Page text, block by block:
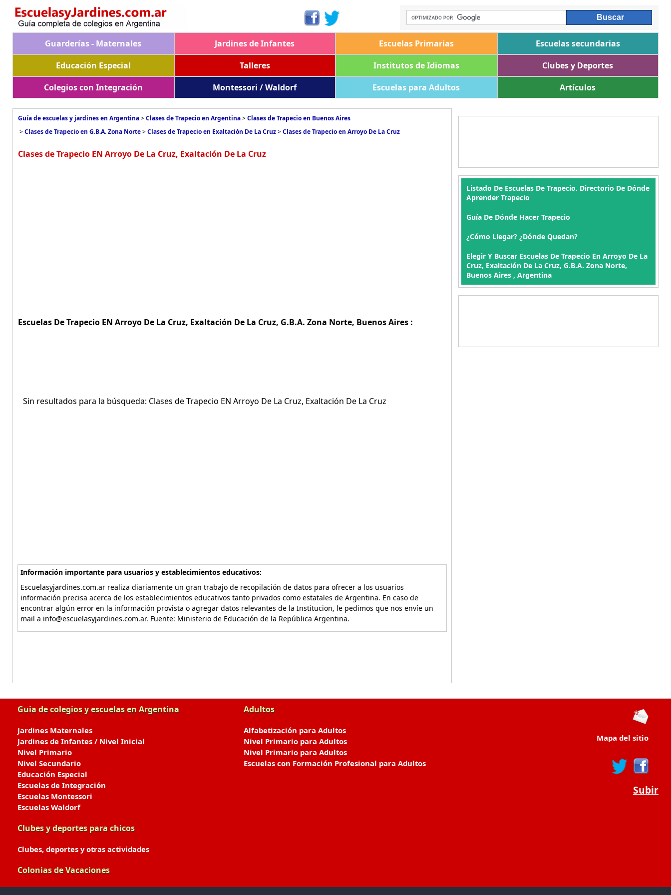
Guarderías - Maternales Jardines de Infantes Escuelas Primarias
Escuelas secundarias
Educación Especial
Talleres Institutos de Idiomas
Clubes y Deportes
Colegios con Integración
Montessori / Waldorf Escuelas para Adultos Artículos
Guía de escuelas y jardines en Argentina>Clases de Trapecio en Argentina>Clases de Trapecio en Buenos Aires
>Clases de Trapecio en G.B.A. Zona Norte>Clases de Trapecio en Exaltación De La Cruz>Clases de Trapecio en Arroyo De La Cruz
Clases de Trapecio EN Arroyo De La Cruz, Exaltación De La Cruz
Escuelas De Trapecio EN Arroyo De La Cruz, Exaltación De La Cruz, G.B.A. Zona Norte, Buenos Aires :
Sin resultados para la búsqueda: Clases de Trapecio EN Arroyo De La Cruz, Exaltación De La Cruz
Información importante para usuarios y establecimientos educativos:
Escuelasyjardines.com.ar realiza diariamente un gran trabajo de recopilación de datos para ofrecer a los usuarios
información precisa acerca de los establecimientos educativos tanto privados como estatales de Argentina. En caso de
encontrar algún error en la información provista o agregar datos relevantes de la Institucion, le pedimos que nos envíe un
mail a info@escuelasyjardines.com.ar. Fuente: Ministerio de Educación de la República Argentina.
Listado De Escuelas De Trapecio. Directorio De Dónde
Aprender Trapecio
Guía De Dónde Hacer Trapecio
¿Cómo Llegar? ¿Dónde Quedan?
Elegir Y Buscar Escuelas De Trapecio En Arroyo De La
Cruz, Exaltación De La Cruz, G.B.A. Zona Norte,
Buenos Aires , Argentina
Guia de colegios y escuelas en Argentina
Jardines Maternales
Jardines de Infantes / Nivel Inicial
Nivel Primario
Nivel Secundario
Educación Especial
Escuelas de Integración
Escuelas Montessori
Escuelas Waldorf
Clubes y deportes para chicos
Clubes, deportes y otras actividades
Colonias de Vacaciones
Adultos
Alfabetización para Adultos
Nivel Primario para Adultos
Nivel Primario para Adultos
Escuelas con Formación Profesional para Adultos
Mapa del sitio
Subir